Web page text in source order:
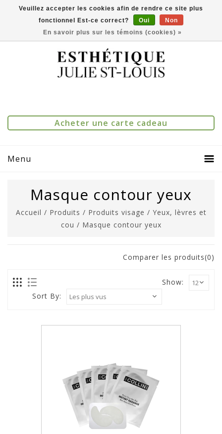
Comparer(0)
Acheter une carte cadeau
Menu
Masque contour yeux
Accueil / Produits / Produits visage / Yeux, lèvres et
cou / Masque contour yeux
Comparer les produits(0)
Show:
Sort By:
Veuillez accepter les cookies afin de rendre ce site plus
fonctionnel Est-ce correct?
Oui
Non
En savoir plus sur les témoins (cookies) »